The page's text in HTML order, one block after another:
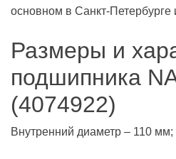
основном в Санкт-Петербурге
Размеры и
подшипника
(4074922)
Внутренний диаметр – 110 мм;